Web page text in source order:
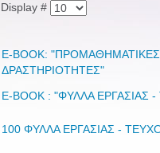
Display #
Ε-ΒΟΟΚ: "ΠΡΟΜΑΘΗΜΑΤΙΚΕΣ
ΔΡΑΣΤΗΡΙΟΤΗΤΕΣ"
E-BOOK : "ΦΥΛΛΑ
100 ΦΥΛΛΑ ΕΡΓΑΣΙΑΣ -